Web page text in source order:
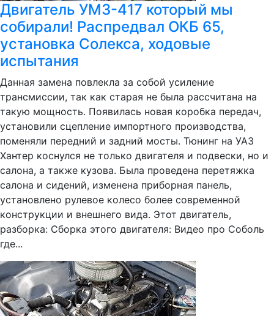
Двигатель УМЗ-417 который мы
собирали! Распредвал ОКБ 65,
установка Солекса, ходовые
испытания
Данная замена повлекла за собой усиление
трансмиссии, так как старая не была рассчитана на
такую мощность. Появилась новая коробка передач,
установили сцепление импортного производства,
поменяли передний и задний мосты. Тюнинг на УАЗ
Хантер коснулся не только двигателя и подвески, но и
салона, а также кузова. Была проведена перетяжка
салона и сидений, изменена приборная панель,
установлено рулевое колесо более современной
конструкции и внешнего вида. Этот двигатель,
разборка: Сборка этого двигателя: Видео про Соболь
где...